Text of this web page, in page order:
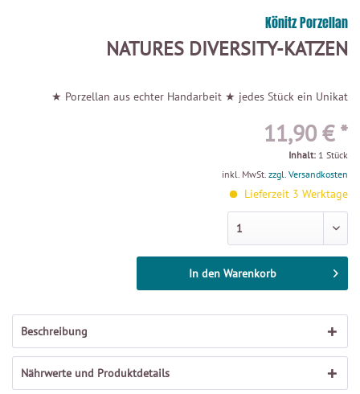
Könitz Porzellan
NATURES DIVERSITY-KATZEN
★ Porzellan aus echter Handarbeit ★ jedes Stück ein Unikat
11,90 € *
Inhalt: 1 Stück
inkl. MwSt. zzgl. Versandkosten
Lieferzeit 3 Werktage
In den Warenkorb
Beschreibung
Nährwerte und Produktdetails